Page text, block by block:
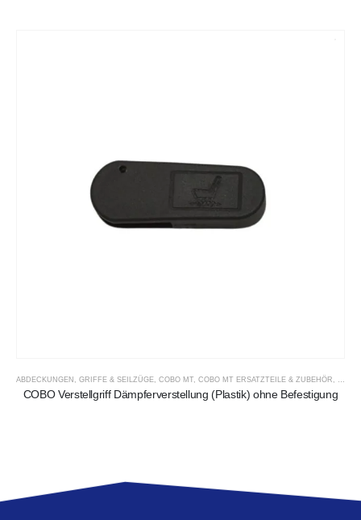
ABDECKUNGEN, GRIFFE & SEILZÜGE, COBO MT, COBO MT ERSATZTEILE & ZUBEHÖR ,
COBO Verstellgriff Dämpferverstellung (Plastik) ohne Befestigung